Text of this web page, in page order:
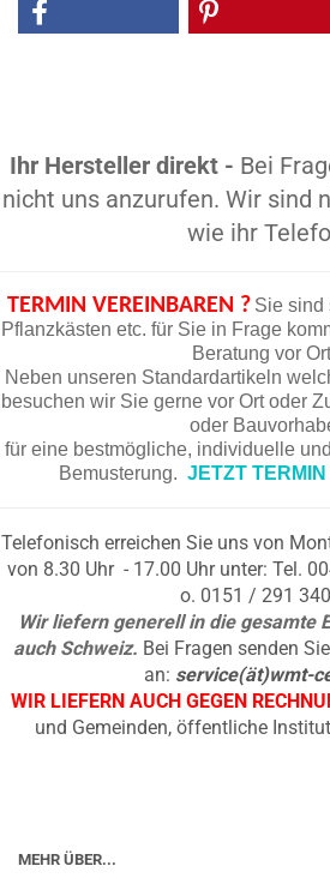
Ihr Hersteller direkt - Bei
nicht uns anzurufen. Wir sind
wie ihr
TERMIN VEREINBAREN ? Sie sind
Pflanzkästen etc. für Sie in Frage
Beratung vor
Neben unseren Standardartikeln
besuchen wir Sie gerne vor Ort oder
oder
für eine bestmögliche, individuelle
Bemusterung. JETZT
Telefonisch erreichen Sie uns von
von 8.30 Uhr - 17.00 Uhr unter: Tel.
o. 0151 / 291
Wir liefern generell in die gesamte
auch Schweiz. Bei Fragen senden
an: service(ät)wmt-
WIR LIEFERN AUCH GEGEN
und Gemeinden, öffentliche
MEHR ÜBER...